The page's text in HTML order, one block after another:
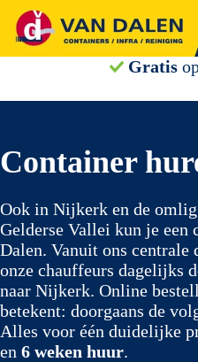
naar
inhoud
Gratis
Container
Ook in Nijkerk en de
Gelderse Vallei kun je een
Dalen. Vanuit ons centrale
onze chauffeurs dagelijks
naar Nijkerk. Online
betekent: doorgaans de
Alles voor één duidelijke
en 6 weken huur.